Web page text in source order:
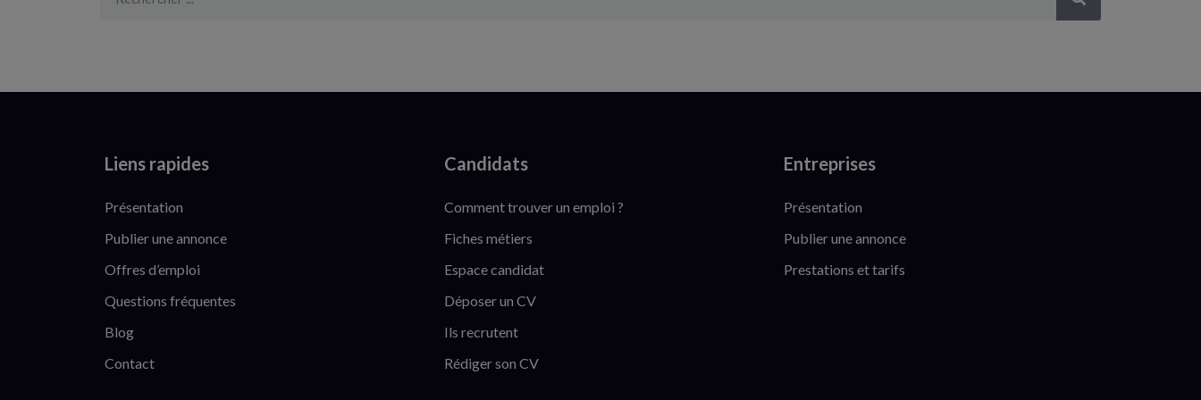
Liens rapides
Présentation
Publier une annonce
Offres d’emploi
Questions fréquentes
Blog
Contact
Candidats
Comment trouver un emploi ?
Fiches métiers
Espace candidat
Déposer un CV
Ils recrutent
Rédiger son CV
Entreprises
Présentation
Publier une annonce
Prestations et tarifs